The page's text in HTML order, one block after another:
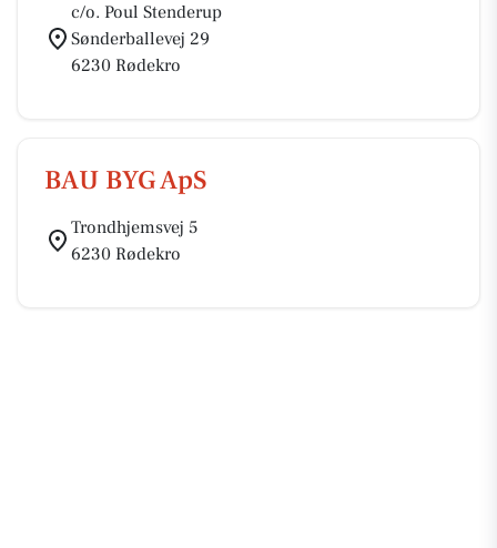
c/o. Poul Stenderup
Sønderballevej 29
6230 Rødekro
BAU BYG ApS
Trondhjemsvej 5
6230 Rødekro